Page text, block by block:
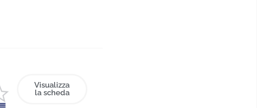
collaborando
Feltrinelli,Visualizza
la scheda